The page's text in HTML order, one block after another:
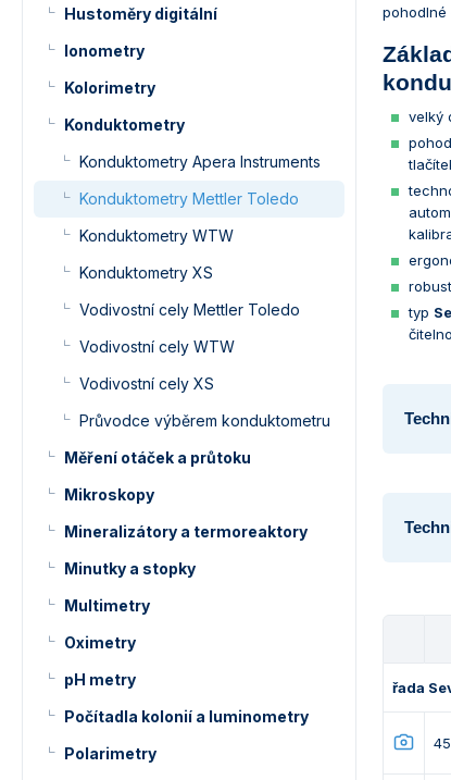
Hustoměry digitální
Ionometry
Kolorimetry
Konduktometry
Konduktometry Apera Instruments
Konduktometry Mettler Toledo
Konduktometry WTW
Konduktometry XS
Vodivostní cely Mettler Toledo
Vodivostní cely WTW
Vodivostní cely XS
Průvodce výběrem konduktometru
Měření otáček a průtoku
Mikroskopy
Mineralizátory a termoreaktory
Minutky a stopky
Multimetry
Oximetry
pH metry
Počítadla kolonií a luminometry
Polarimetry
pohodlné
velký
typ
řada